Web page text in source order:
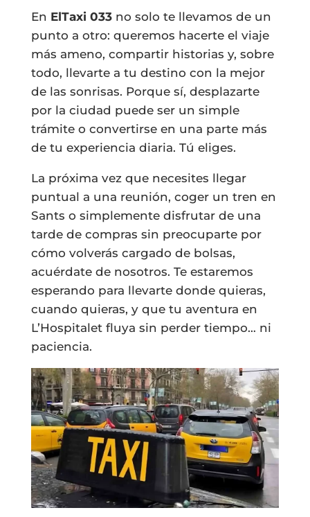
En ElTaxi 033no solo te llevamos de un
punto a otro: queremos hacerte el viaje
más ameno, compartir historias y, sobre
todo, llevarte a tu destino con la mejor
de las sonrisas. Porque sí, desplazarte
por la ciudad puede ser un simple
trámite o convertirse en una parte más
de tu experiencia diaria. Tú eliges.
La próxima vez que necesites llegar
puntual a una reunión, coger un tren en
Sants o simplemente disfrutar de una
tarde de compras sin preocuparte por
cómo volverás cargado de bolsas,
acuérdate de nosotros. Te estaremos
esperando para llevarte donde quieras,
cuando quieras, y que tu aventura en
L’Hospitalet fluya sin perder tiempo… ni
paciencia.